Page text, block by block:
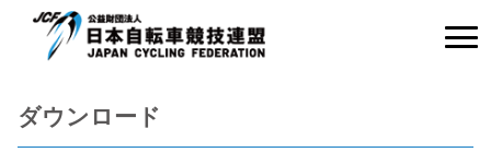
ダウンロード